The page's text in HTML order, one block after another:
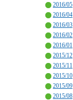
2016/05
2016/04
2016/03
2016/02
2016/01
2015/12
2015/11
2015/10
2015/09
2015/08